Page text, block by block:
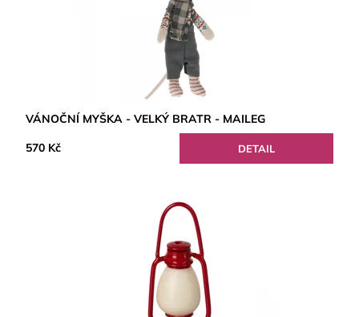
VÁNOČNÍ MYŠKA - VELKÝ BRATR - MAILEG
570 Kč DETAIL